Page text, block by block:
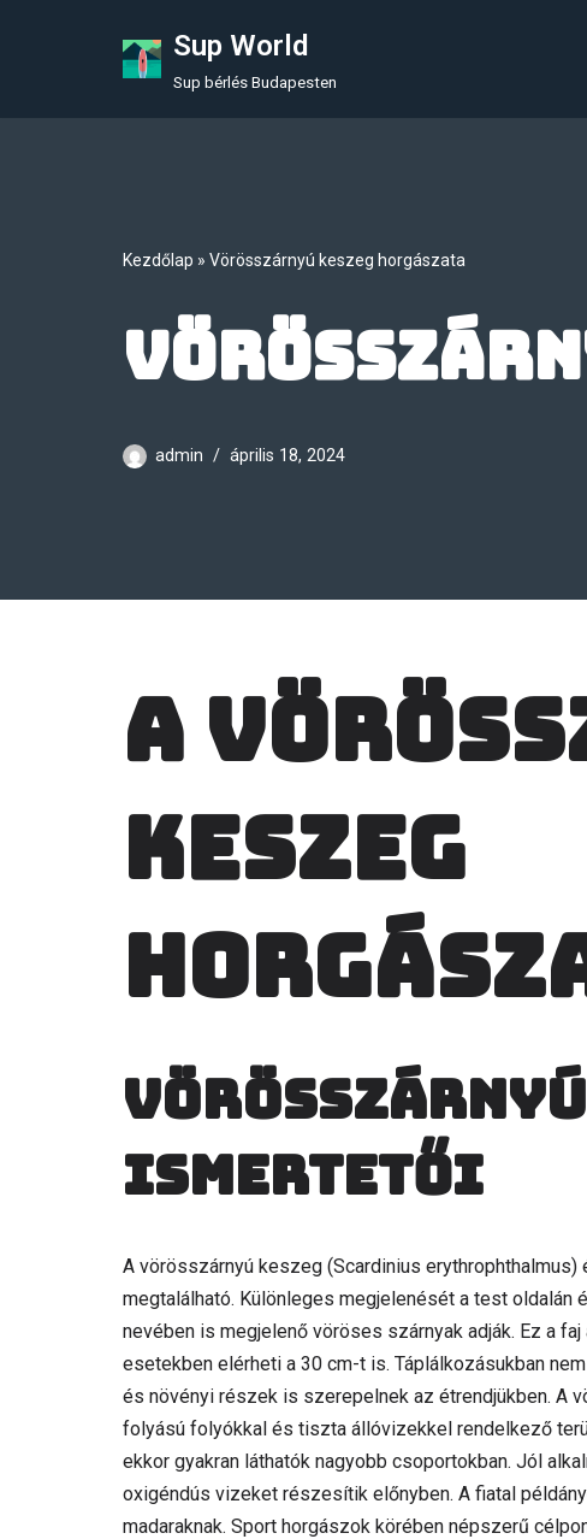
Sup World
Sup bérlés Budapesten
Kezdőlap » Vörösszárnyú keszeg horgászata
admin április 18, 2024
A
keszeg
ismertetői
A vörösszárnyú keszeg (Scardinius
megtalálható. Különleges megjelenését a test
nevében is megjelenő vöröses szárnyak adják. Ez a
esetekben elérheti a 30 cm-t is. Táplálkozásukban
és növényi részek is szerepelnek az étrendjükben. A
folyású folyókkal és tiszta állóvizekkel rendelkező
ekkor gyakran láthatók nagyobb csoportokban. Jól
oxigéndús vizeket részesítik előnyben. A fiatal
madaraknak. Sport horgászok körében népszerű